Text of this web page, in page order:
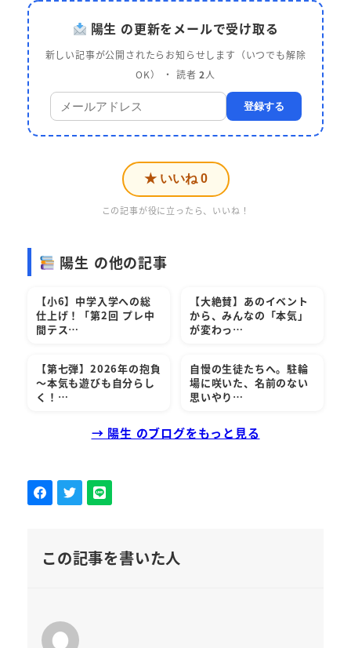
陽生 の更新をメールで受け取る
新しい記事が公開されたらお知らせします（いつでも解除
OK） ・ 読者2人
登録する
★ いいね 0
この記事が役に立ったら、いいね！
陽生 の他の記事
【小6】中学入学への総
仕上げ！「第2回 プレ中
間テス…
【大絶賛】あのイベント
から、みんなの「本気」
が変わっ…
【第七弾】2026年の抱負
～本気も遊びも自分らし
く！…
自慢の生徒たちへ。駐輪
場に咲いた、名前のない
思いやり…
→ 陽生 のブログをもっと見る
この記事を書いた人